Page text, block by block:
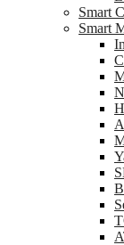
Smart
Smart